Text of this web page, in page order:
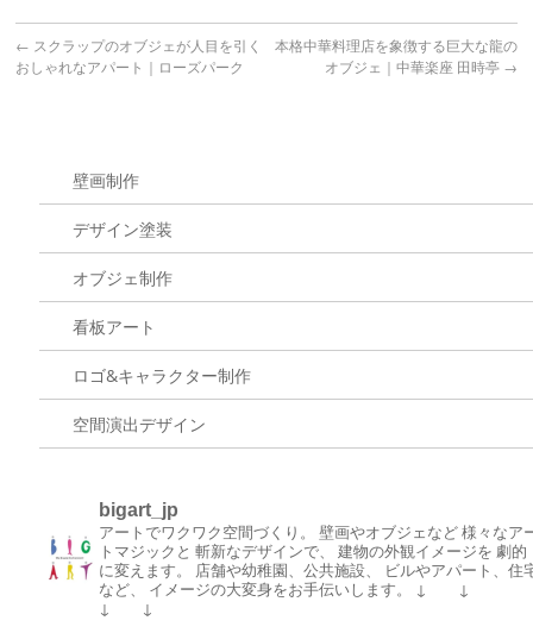
← スクラップのオブジェが人目を引く
おしゃれなアパート｜ローズパーク
本格中華料理店を象徴する巨大な龍の
オブジェ｜中華楽座 田時亭 →
壁画制作
デザイン塗装
オブジェ制作
看板アート
ロゴ&キャラクター制作
空間演出デザイン
bigart_jp
アートでワクワク空間づくり。 壁画やオブジェなど様々なア
トマジックと 斬新なデザインで、 建物の外観イメージを 劇的
に変えます。
店舗や幼稚園、公共施設、
ビルやアパート、住
など、
イメージの大変身をお手伝いします。
↓ ↓
↓ ↓